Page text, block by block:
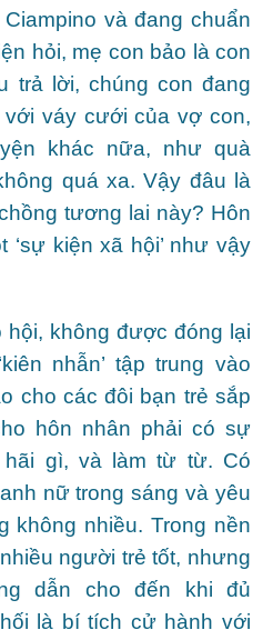
và đang chuẩn
hỏi, mẹ con bảo là con
trả lời, chúng con đang
váy cưới của vợ con,
khác nữa, như quà
quá xa. Vậy đâu là
tương lai này? Hôn
‘sự kiện xã hội’ như vậy
hội, không được đóng lại
nhẫn’ tập trung vào
cho các đôi bạn trẻ sắp
hôn nhân phải có sự
gì, và làm từ từ. Có
nữ trong sáng và yêu
không nhiều. Trong nền
người trẻ tốt, nhưng
dẫn cho đến khi đủ
là bí tích cử hành với